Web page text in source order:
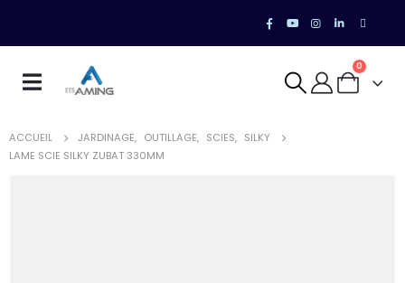
0
ACCUEIL JARDINAGE, OUTILLAGE, SCIES, SILKY
LAME SCIE SILKY ZUBAT 330MM